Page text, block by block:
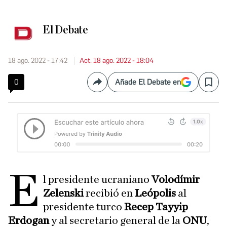
El Debate
18 ago. 2022 - 17:42 Act. 18 ago. 2022 - 18:04
0 CompartirAñade El Debate en Save
E l presidente ucranianoVolodímir
Zelenskirecibió enLeópolis al
presidente turcoRecep Tayyip
Erdogany al secretario general de la ONU,